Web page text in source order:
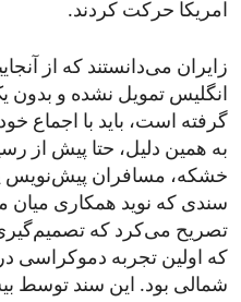
امریکا حرکت کردند.
زایران می‌دانستند که از
انگلیس تمویل نشده و
گرفته است، باید با اجماع
به همین دلیل، حتا پیش از
خشکه، مسافران پیش‌نویس
سندی که نوید همکاری میان
تصریح می‌کرد که
که اولین تجربه دموکراسی
شمالی بود. این سند توسط